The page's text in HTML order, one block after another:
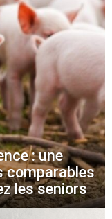
: une
comparables
les seniors